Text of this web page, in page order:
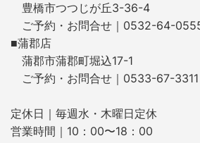
豊橋市つつじが丘3-36-4
ご予約・お問合せ｜0532-64-
■蒲郡店
蒲郡市蒲郡町堀込17-1
ご予約・お問合せ｜0533-67-3311
定休日｜毎週水・木曜日定休
営業時間｜10：00〜18：00